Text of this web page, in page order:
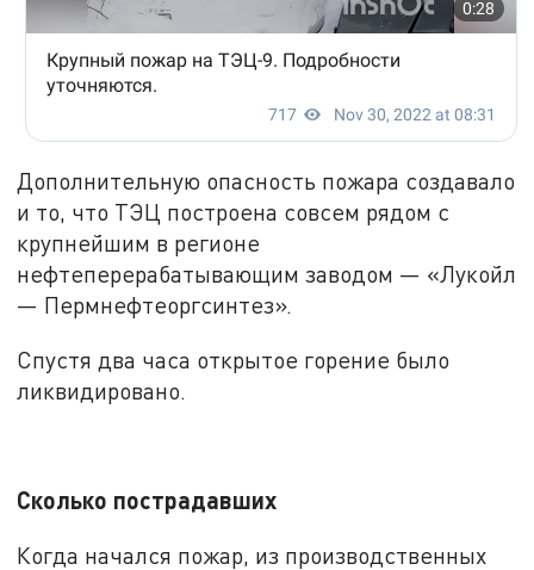
Дополнительную опасность пожара создавало
и то, что ТЭЦ построена совсем рядом с
крупнейшим в регионе
нефтеперерабатывающим заводом — «Лукойл
— Пермнефтеоргсинтез».
Спустя два часа открытое горение было
ликвидировано.
Сколько пострадавших
Когда начался пожар, из производственных